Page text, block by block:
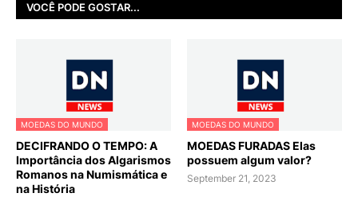
VOCÊ PODE GOSTAR...
MOEDAS DO MUNDO
DECIFRANDO O TEMPO: A
Importância dos Algarismos
Romanos na Numismática e
na História
MOEDAS DO MUNDO
MOEDAS FURADAS Elas
possuem algum valor?
September 21, 2023